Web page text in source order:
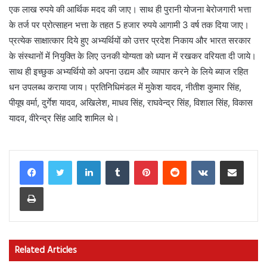
एक लाख रुपये की आर्थिक मदद की जाए। साथ ही पुरानी योजना बेरोजगारी भत्ता
के तर्ज पर प्रोत्साहन भत्ता के तहत 5 हजार रुपये आगामी 3 वर्ष तक दिया जाए।
प्रत्येक साक्षात्कार दिये हुए अभ्यर्थियों को उत्तर प्रदेश निकाय और भारत सरकार
के संस्थानों में नियुक्ति के लिए उनकी योग्यता को ध्यान में रखकर वरियता दी जाये।
साथ ही इच्छुक अभ्यर्थियो को अपना उद्यम और व्यापार करने के लिये ब्याज रहित
धन उपलब्ध कराया जाय। प्रतिनिधिमंडल में मुकेश यादव, नीतीश कुमार सिंह,
पीयूष वर्मा, दुर्गेश यादव, अखिलेश, माधव सिंह, राघवेन्द्र सिंह, विशाल सिंह, विकास
यादव, वीरेन्द्र सिंह आदि शामिल थे।
LinkedInTumblr PinterestReddit VKontakteShare via Email
Print
Related Articles